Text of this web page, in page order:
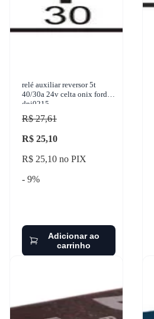
relé auxiliar reversor 5t
40/30a 24v celta onix ford
dni0215
R$ 27,61
R$ 25,10
R$ 25,10 no PIX
- 9%
Adicionar ao
carrinho